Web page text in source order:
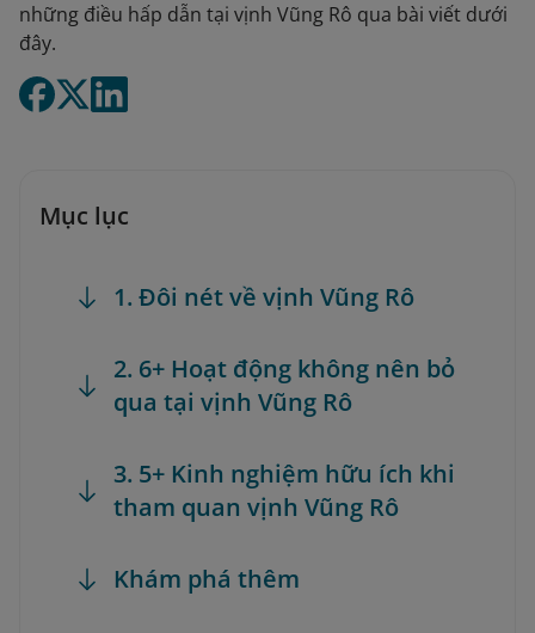
những điều hấp dẫn tại vịnh Vũng Rô qua bài viết dưới
đây.
Mục lục
1. Đôi nét về vịnh Vũng Rô
2. 6+ Hoạt động không nên bỏ
qua tại vịnh Vũng Rô
3. 5+ Kinh nghiệm hữu ích khi
tham quan vịnh Vũng Rô
Khám phá thêm